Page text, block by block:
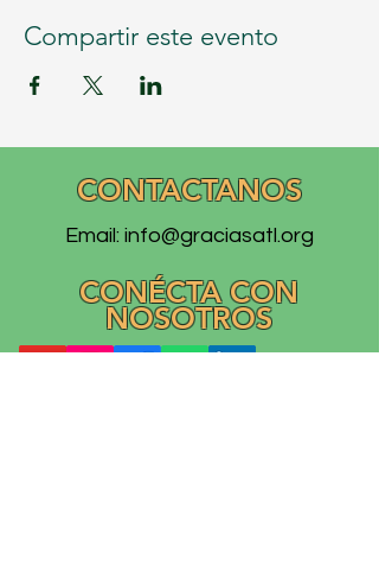
Compartir este evento
CONTACTANOS
Email: info@graciasatl.org
CONÉCTA CON
NOSOTROS